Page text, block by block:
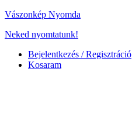
Vászonkép Nyomda
Neked nyomtatunk!
Bejelentkezés / Regisztráció
Kosaram